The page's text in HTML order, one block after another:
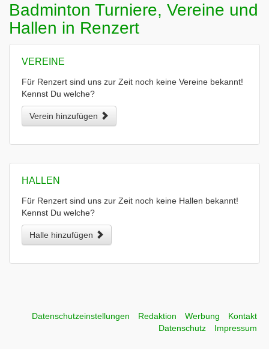
Badminton Turniere, Vereine und
Hallen in Renzert
VEREINE
Für Renzert sind uns zur Zeit noch keine Vereine bekannt!
Kennst Du welche?
Verein hinzufügen
HALLEN
Für Renzert sind uns zur Zeit noch keine Hallen bekannt!
Kennst Du welche?
Halle hinzufügen
Datenschutzeinstellungen Redaktion Werbung
Kontakt
Datenschutz
Impressum